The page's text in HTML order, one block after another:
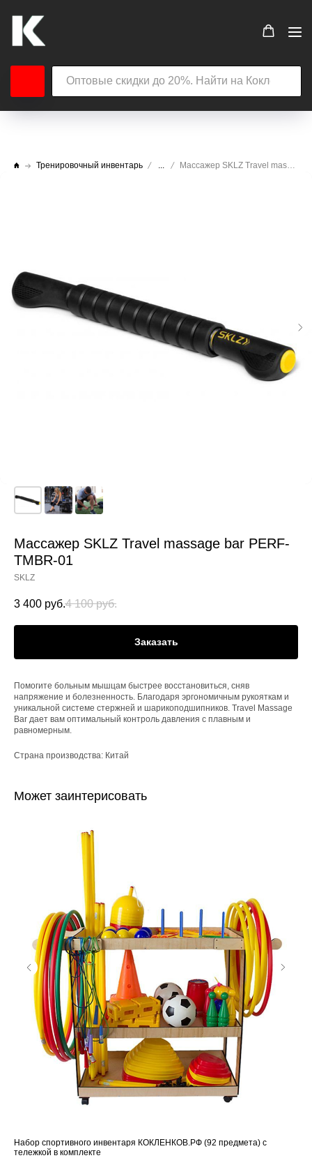
Тренировочный инвентарь ... Массажер SKLZ Travel massage bar PERF-TMBR-01
Массажер SKLZ Travel massage bar PERF-
TMBR-01
SKLZ
3 400 руб.4 100 руб.
Заказать
Помогите больным мышцам быстрее восстановиться, сняв
напряжение и болезненность. Благодаря эргономичным рукояткам и
уникальной системе стержней и шарикоподшипников. Travel Massage
Bar дает вам оптимальный контроль давления с плавным и
равномерным.
Страна производства: Китай
Может заинтерисовать
Набор спортивного инвентаря КОКЛЕНКОВ.РФ (92 предмета) с
тележкой в комплекте